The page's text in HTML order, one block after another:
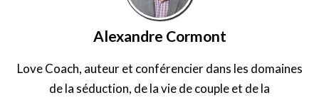
Alexandre Cormont
Love Coach, auteur et conférencier dans les domaines
de la séduction, de la vie de couple et de la